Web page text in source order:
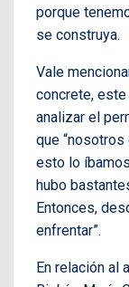
porque
se construya.
Vale
concrete,
analizar el
que
esto lo
hubo
Entonces,
enfrentar”.
En relación al